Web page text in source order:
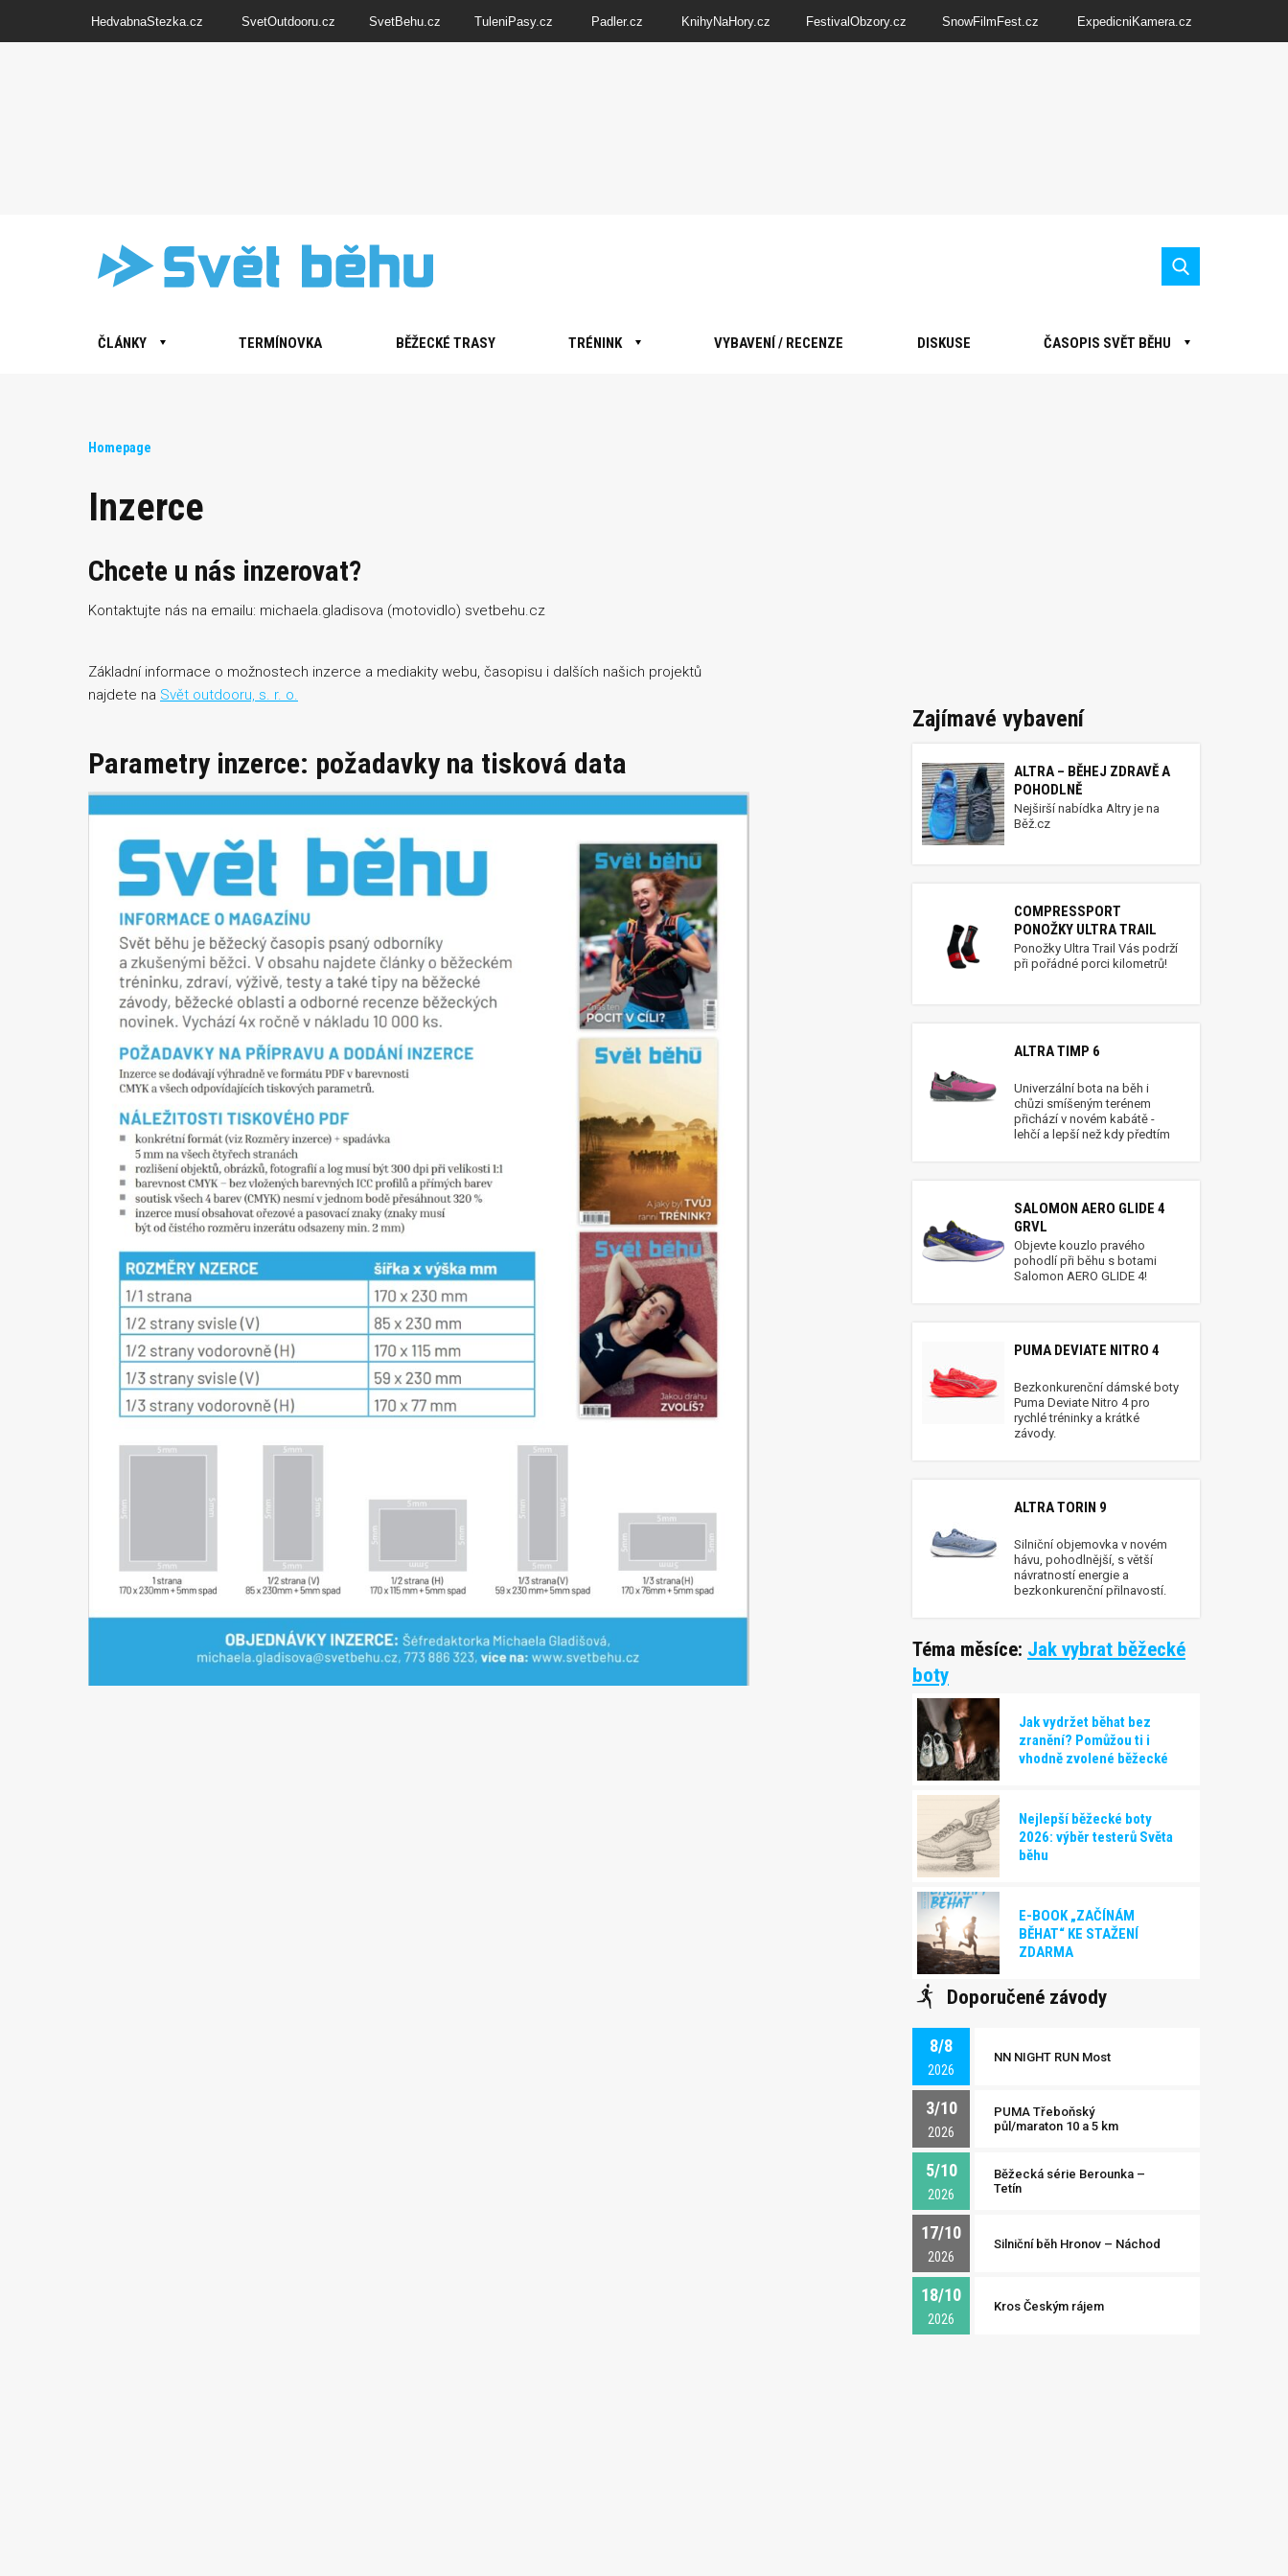
HedvabnaStezka.cz SvetOutdooru.cz SvetBehu.cz TuleniPasy.cz Padler.cz KnihyNaHory.cz FestivalObzory.cz SnowFilmFest.cz ExpedicniKamera.cz
ČLÁNKY TERMÍNOVKA BĚŽECKÉ TRASY TRÉNINK VYBAVENÍ / RECENZE DISKUSE ČASOPIS SVĚT BĚHU
Homepage
Inzerce
Chcete u nás inzerovat?
Kontaktujte nás na emailu: michaela.gladisova (motovidlo) svetbehu.cz
Základní informace o možnostech inzerce a mediakity webu, časopisu i dalších našich projektů
najdete na Svět outdooru, s. r. o.
Parametry inzerce: požadavky na tisková data
Zajímavé vybavení
ALTRA – BĚHEJ ZDRAVĚ A
POHODLNĚ
Nejširší nabídka Altry je na
Běž.cz
COMPRESSPORT
PONOŽKY ULTRA TRAIL
Ponožky Ultra Trail Vás podrží
při pořádné porci kilometrů!
ALTRA TIMP 6
Univerzální bota na běh i
chůzi smíšeným terénem
přichází v novém kabátě -
lehčí a lepší než kdy předtím
SALOMON AERO GLIDE 4
GRVL
Objevte kouzlo pravého
pohodlí při běhu s botami
Salomon AERO GLIDE 4!
PUMA DEVIATE NITRO 4
Bezkonkurenční dámské boty
Puma Deviate Nitro 4 pro
rychlé tréninky a krátké
závody.
ALTRA TORIN 9
Silniční objemovka v novém
hávu, pohodlnější, s větší
návratností energie a
bezkonkurenční přilnavostí.
Téma měsíce: Jak vybrat běžecké
boty
Jak vydržet běhat bez
zranění? Pomůžou ti i
vhodně zvolené běžecké
Nejlepší běžecké boty
2026: výběr testerů Světa
běhu
E-BOOK „ZAČÍNÁM
BĚHAT“ KE STAŽENÍ
ZDARMA
Doporučené závody
8/8
2026
NN NIGHT RUN Most
3/10
2026
PUMA Třeboňský
půl/maraton 10 a 5 km
5/10
2026
Běžecká série Berounka –
Tetín
17/10
2026
Silniční běh Hronov – Náchod
18/10
2026
Kros Českým rájem